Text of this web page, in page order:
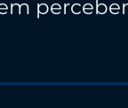
perceber